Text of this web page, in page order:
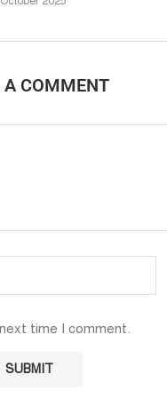
A COMMENT
time I comment.